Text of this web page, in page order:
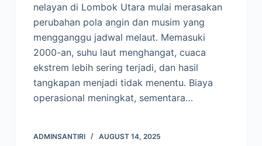
nelayan di Lombok Utara mulai merasakan
perubahan pola angin dan musim yang
mengganggu jadwal melaut. Memasuki
2000-an, suhu laut menghangat, cuaca
ekstrem lebih sering terjadi, dan hasil
tangkapan menjadi tidak menentu. Biaya
operasional meningkat, sementara…
ADMINSANTIRI AUGUST 14, 2025